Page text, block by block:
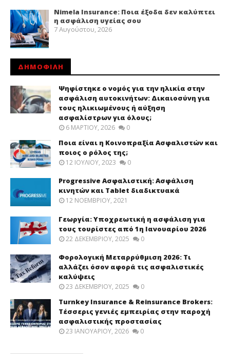
Nimela Insurance: Ποια έξοδα δεν καλύπτει
η ασφάλιση υγείας σου
7 Αυγούστου, 2026
ΔΗΜΟΦΙΛΗ
Ψηφίστηκε ο νομός για την ηλικία στην
ασφάλιση αυτοκινήτων: Δικαιοσύνη για
τους ηλικιωμένους ή αύξηση
ασφαλίστρων για όλους;
6 ΜΑΡΤΊΟΥ, 2026 0
Ποια είναι η Κοινοπραξία Ασφαλιστών και
ποιος ο ρόλος της;
12 ΙΟΥΛΊΟΥ, 2023 0
Progressive Ασφαλιστική: Ασφάλιση
κινητών και Tablet διαδικτυακά
12 ΝΟΕΜΒΡΊΟΥ, 2021
Γεωργία: Υποχρεωτική η ασφάλιση για
τους τουρίστες από 1η Ιανουαρίου 2026
22 ΔΕΚΕΜΒΡΊΟΥ, 2025 0
Φορολογική Μεταρρύθμιση 2026: Τι
αλλάζει όσον αφορά τις ασφαλιστικές
καλύψεις
23 ΔΕΚΕΜΒΡΊΟΥ, 2025 0
Turnkey Insurance & Reinsurance Brokers:
Τέσσερις γενιές εμπειρίας στην παροχή
ασφαλιστικής προστασίας
23 ΙΑΝΟΥΑΡΊΟΥ, 2026 0